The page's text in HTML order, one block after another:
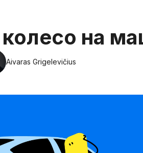
на
Aivaras Grigelevičius